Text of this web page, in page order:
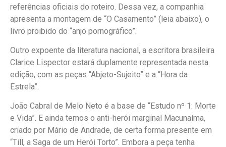
referências oficiais do roteiro. Dessa vez, a companhia
apresenta a montagem de “O Casamento” (leia abaixo), o
livro proibido do “anjo pornográfico”.
Outro expoente da literatura nacional, a escritora brasileira
Clarice Lispector estará duplamente representada nesta
edição, com as peças “Abjeto-Sujeito” e a “Hora da
Estrela”.
João Cabral de Melo Neto é a base de “Estudo nº 1: Morte
e Vida”. E ainda temos o anti-herói marginal Macunaíma,
criado por Mário de Andrade, de certa forma presente em
“Till, a Saga de um Herói Torto”. Embora a peça tenha